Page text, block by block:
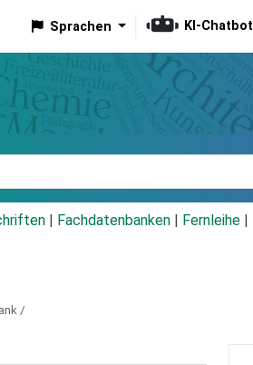
Sprachen KI-Chatbot
Fachdatenbanken Fernleihe
/